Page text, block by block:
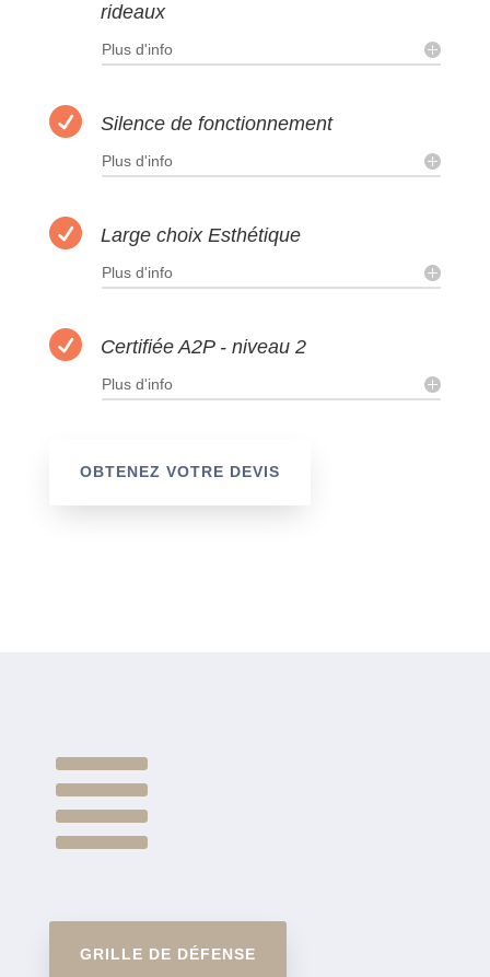
rideaux
Plus d'info
 Silence de fonctionnement
Plus d'info
 Large choix Esthétique
Plus d'info
 Certifiée A2P - niveau 2
Plus d'info
OBTENEZ VOTRE DEVIS

GRILLE DE DÉFENSE